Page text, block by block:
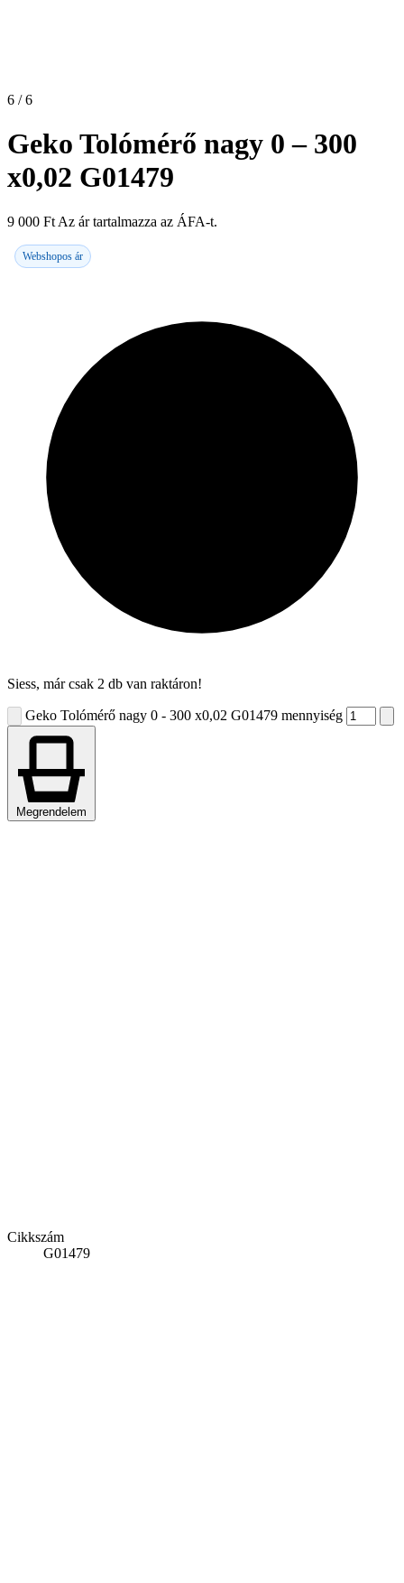
6 / 6
Geko Tolómérő nagy 0 – 300
x0,02 G01479
9 000 Ft Az ár tartalmazza az ÁFA-t.
Webshopos ár
Siess, már csak 2 db van raktáron!
Geko Tolómérő nagy 0 - 300 x0,02 G01479 mennyiség
Megrendelem
Cikkszám
G01479